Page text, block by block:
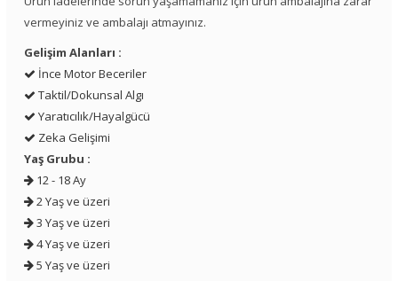
vermeyiniz ve ambalajı atmayınız.
Gelişim Alanları :
İnce Motor Beceriler
Taktil/Dokunsal Algı
Yaratıcılık/Hayalgücü
Zeka Gelişimi
Yaş Grubu :
12 - 18 Ay
2 Yaş ve üzeri
3 Yaş ve üzeri
4 Yaş ve üzeri
5 Yaş ve üzeri